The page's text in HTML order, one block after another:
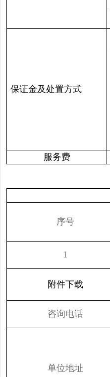
保证金及处置方式
服务费
序号
1
附件下载
咨询电话
单位地址